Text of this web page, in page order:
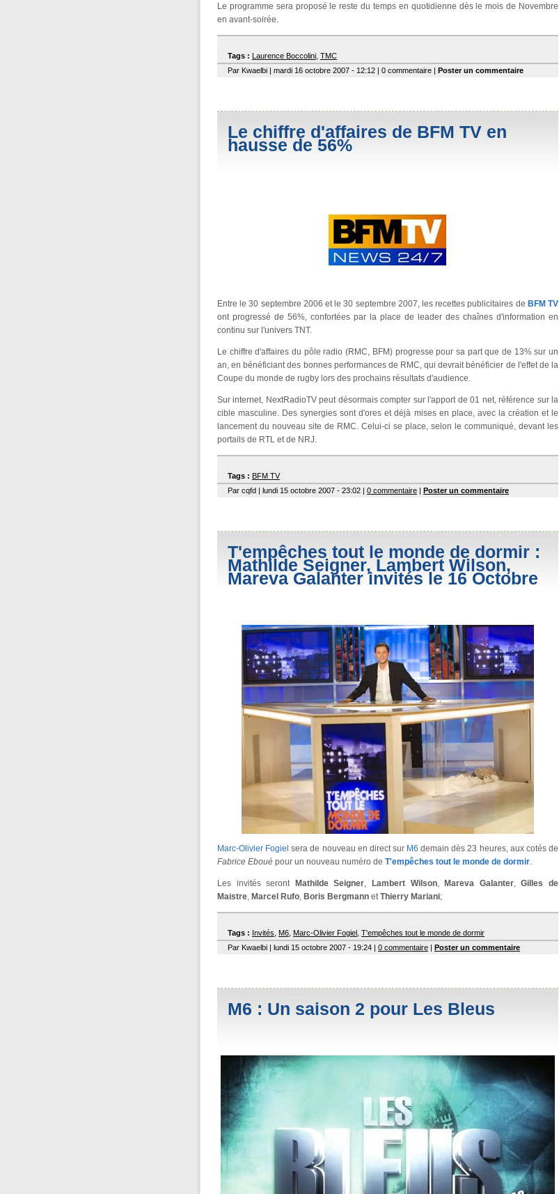
Le programme sera proposé le reste du temps en quotidienne dès le mois de Novembre
en avant-soirée.
Tags : Laurence Boccolini TMC
Par Kwaelbi | mardi 16 octobre 2007 - 12:12 | 0 commentaire | Poster un commentaire
Le chiffre d'affaires de BFM TV en
hausse de 56%
Entre le 30 septembre 2006 et le 30 septembre 2007, les recettes publicitaires de BFM TV
ont progressé de 56%, confortées par la place de leader des chaînes d'information en
continu sur l'univers TNT.
Le chiffre d'affaires du pôle radio (RMC, BFM) progresse pour sa part que de 13% sur un
an, en bénéficiant des bonnes performances de RMC, qui devrait bénéficier de l'effet de la
Coupe du monde de rugby lors des prochains résultats d'audience.
Sur internet, NextRadioTV peut désormais compter sur l'apport de 01 net, référence sur la
cible masculine. Des synergies sont d'ores et déjà mises en place, avec la création et le
lancement du nouveau site de RMC. Celui-ci se place, selon le communiqué, devant les
portails de RTL et de NRJ.
Tags : BFM TV
Par cqfd | lundi 15 octobre 2007 - 23:02 | 0 commentaire | Poster un commentaire
T'empêches tout le monde de dormir :
Mathilde Seigner, Lambert Wilson,
Mareva Galanter invités le 16 Octobre
Marc-Olivier Fogiel sera de nouveau en direct sur M6 demain dès 23 heures, aux cotés de
Fabrice Eboué pour un nouveau numéro de T'empêches tout le monde de dormir
Les invités seront Mathilde Seigner ,Lambert Wilson,Mareva Galanter,Gilles de
Maistre Marcel Rufo Boris Bergmann et Thierry Mariani;
Tags : Invités M6 Marc-Olivier Fogiel T'empêches tout le monde de dormir
Par Kwaelbi | lundi 15 octobre 2007 - 19:24 | 0 commentaire | Poster un commentaire
M6 : Un saison 2 pour Les Bleus